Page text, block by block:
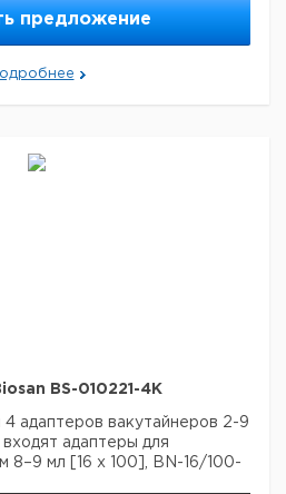
4200 об/мин
Greiner Bio-one и т.д.
предложение
BS-010221-4K
4 адаптеров вакутайнеров 2-9
адаптеры для
8–9 мл [16 x 100], BN-16/100-